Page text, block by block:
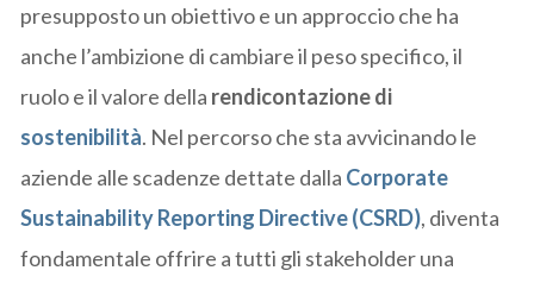
presupposto un obiettivo e un approccio che ha
anche l’ambizione di cambiare il peso specifico, il
ruolo e il valore della rendicontazione di
sostenibilità. Nel percorso che sta avvicinando le
aziende alle scadenze dettate dalla Corporate
Sustainability Reporting Directive (CSRD), diventa
fondamentale offrire a tutti gli stakeholder una